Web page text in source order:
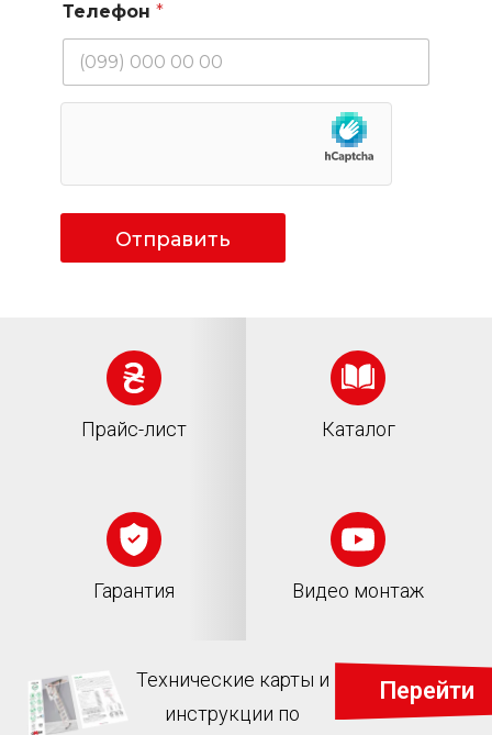
Телефон *
Отправить
Прайс-лист Каталог
Гарантия Видео монтаж
Технические карты и
инструкции по
Перейти